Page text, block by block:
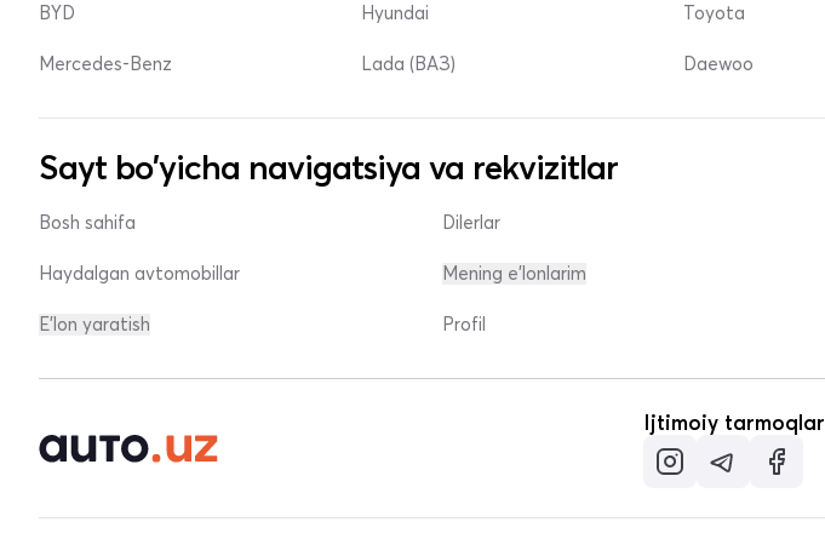
BYD
Mercedes-Benz
Hyundai
Lada (ВАЗ)
Toyota
Daewoo
Sayt bo'yicha navigatsiya va rekvizitlar
Bosh sahifa
Haydalgan avtomobillar
E'lon yaratish
Dilerlar
Mening e'lonlarim
Profil
Ijtimoiy tarmoqlar